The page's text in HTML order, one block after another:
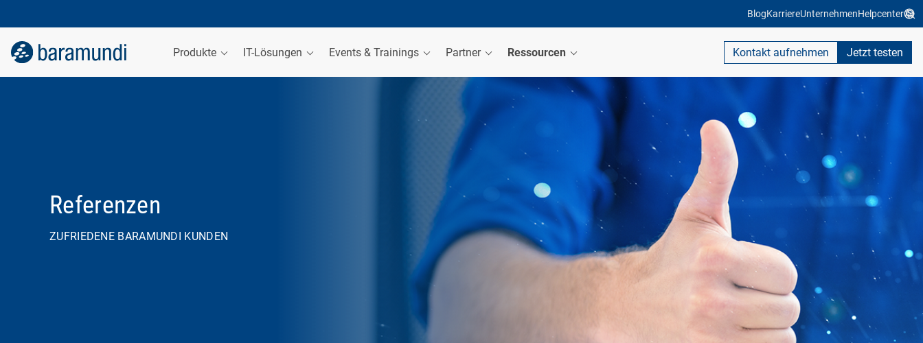
BlogKarriereUnternehmenHelpcenter
Produkte IT-Lösungen Events & Trainings Partner Ressourcen Kontakt aufnehmen Jetzt testen
Referenzen
ZUFRIEDENE BARAMUNDI KUNDEN